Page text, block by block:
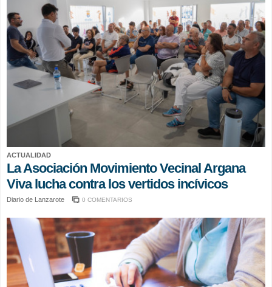
ACTUALIDAD
La Asociación Movimiento Vecinal Argana
Viva lucha contra los vertidos incívicos
Diario de Lanzarote 0 COMENTARIOS